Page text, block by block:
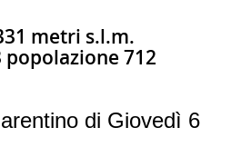
metri s.l.m.
popolazione 712
di Giovedì 6